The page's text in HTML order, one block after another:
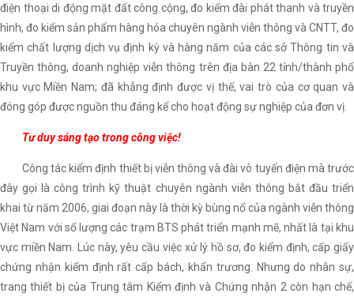
điện thoại di động mặt đất công cộng, đo kiểm đài phát thanh và truyền
hình, đo kiểm sản phẩm hàng hóa chuyên ngành viễn thông và CNTT, đo
kiểm chất lượng dịch vụ định kỳ và hàng năm của các sở Thông tin và
Truyền thông, doanh nghiệp viễn thông trên địa bàn 22 tỉnh/thành phố
khu vực Miền Nam; đã khẳng định được vị thế, vai trò của cơ quan và
đóng góp được nguồn thu đáng kể cho hoạt động sự nghiệp của đơn vị.
Tư duy sáng tạo trong công việc!
Công tác kiểm định thiết bị viễn thông và đài vô tuyến điện mà trước
đây gọi là công trình kỹ thuật chuyên ngành viễn thông bắt đầu triển
khai từ năm 2006, giai đoạn này là thời kỳ bùng nổ của ngành viễn thông
Việt Nam với số lượng các trạm BTS phát triển mạnh mẽ, nhất là tại khu
vực miền Nam. Lúc này, yêu cầu việc xử lý hồ sơ, đo kiểm định, cấp giấy
chứng nhận kiểm định rất cấp bách, khẩn trương. Nhưng do nhân sự,
trang thiết bị của Trung tâm Kiểm định và Chứng nhận 2 còn hạn chế,